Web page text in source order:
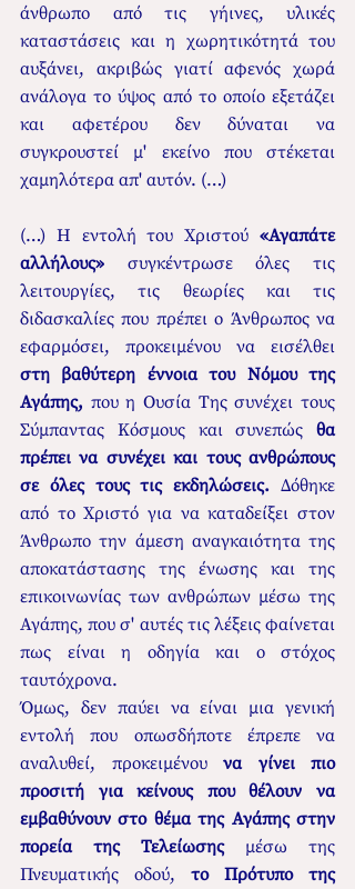
άνθρωπο από τις γήινες, υλικές
καταστάσεις και η χωρητικότητά του
αυξάνει, ακριβώς γιατί αφενός χωρά
ανάλογα το ύψος από το οποίο εξετάζει
και αφετέρου δεν δύναται να
συγκρουστεί μ' εκείνο που στέκεται
χαμηλότερα απ' αυτόν. (…)
(…) Η εντολή του Χριστού «Αγαπάτε
αλλήλους» συγκέντρωσε όλες τις
λειτουργίες, τις θεωρίες και τις
διδασκαλίες που πρέπει ο Άνθρωπος να
στη βαθύτερη έννοια του Νόμου της
Αγάπης, που η Ουσία Της συνέχει τους
Σύμπαντας Κόσμους και συνεπώς θα
πρέπει να συνέχει και τους ανθρώπους
σε όλες τους τις εκδηλώσεις. Δόθηκε
από το Χριστό για να καταδείξει στον
Άνθρωπο την άμεση αναγκαιότητα της
αποκατάστασης της ένωσης και της
επικοινωνίας των ανθρώπων μέσω της
Αγάπης, που σ' αυτές τις λέξεις φαίνεται
πως είναι η οδηγία και ο στόχος
ταυτόχρονα.
Όμως, δεν παύει να είναι μια γενική
εντολή που οπωσδήποτε έπρεπε να
αναλυθεί, προκειμένου να γίνει πιο
προσιτή για κείνους που θέλουν να
εμβαθύνουν στο θέμα της Αγάπης στην
πορεία της Τελείωσης μέσω της
Πνευματικής οδού, το Πρότυπο της